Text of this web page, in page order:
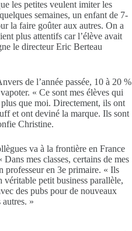
les petites veulent imiter les
semaines, un enfant de 7-
la faire goûter aux autres. On a
plus attentifs car l’élève avait
le directeur Eric Berteau
de l’année passée, 10 à 20 %
« Ce sont mes élèves qui
que moi. Directement, ils ont
et ont deviné la marque. Ils sont
Christine.
va à la frontière en France
mes classes, certains de mes
professeur en 3e primaire. « Ils
véritable petit business parallèle,
des pubs pour de nouveaux
autres. »